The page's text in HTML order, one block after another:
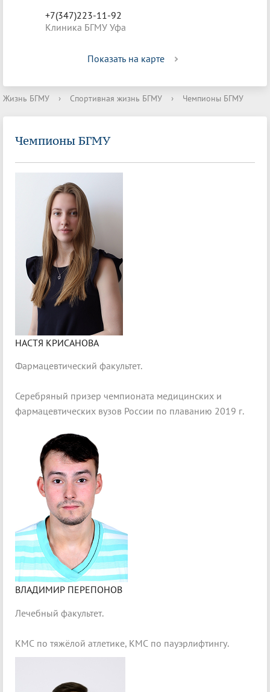
+7(347)223-11-92
Клиника БГМУ Уфа
Показать на карте
Жизнь БГМУ › Спортивная жизнь БГМУ › Чемпионы БГМУ
Чемпионы БГМУ
НАСТЯ КРИСАНОВА
Фармацевтический факультет.
Серебряный призер чемпионата медицинских и
фармацевтических вузов России по плаванию 2019 г.
ВЛАДИМИР ПЕРЕПОНОВ
Лечебный факультет.
КМС по тяжёлой атлетике, КМС по пауэрлифтингу.